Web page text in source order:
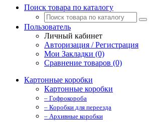
Поиск товара по каталогу
Пользователь
Личный кабинет
Авторизация / Регистрация
Мои Закладки (0)
Сравнение товаров (0)
Картонные коробки
Картонные коробки
– Гофрокороба
– Коробки для переезда
– Архивные коробки